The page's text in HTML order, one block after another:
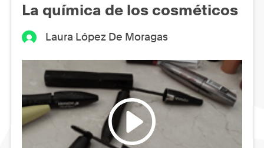
La química de los cosméticos
Laura López De Moragas